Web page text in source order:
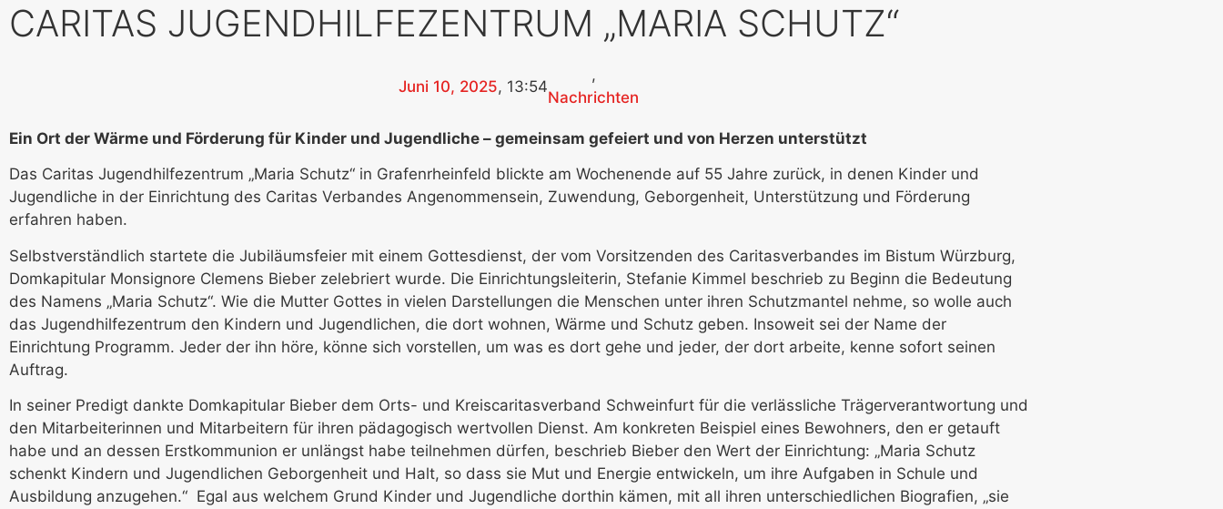
CARITAS JUGENDHILFEZENTRUM „MARIA SCHUTZ“
Juni 10, 2025, 13:54
,
Nachrichten
Ein Ort der Wärme und Förderung für Kinder und Jugendliche – gemeinsam gefeiert und von Herzen unterstützt
Das Caritas Jugendhilfezentrum „Maria Schutz“ in Grafenrheinfeld blickte am Wochenende auf 55 Jahre zurück, in denen Kinder und
Jugendliche in der Einrichtung des Caritas Verbandes Angenommensein, Zuwendung, Geborgenheit, Unterstützung und Förderung
erfahren haben.
Selbstverständlich startete die Jubiläumsfeier mit einem Gottesdienst, der vom Vorsitzenden des Caritasverbandes im Bistum Würzburg,
Domkapitular Monsignore Clemens Bieber zelebriert wurde. Die Einrichtungsleiterin, Stefanie Kimmel beschrieb zu Beginn die Bedeutung
des Namens „Maria Schutz“. Wie die Mutter Gottes in vielen Darstellungen die Menschen unter ihren Schutzmantel nehme, so wolle auch
das Jugendhilfezentrum den Kindern und Jugendlichen, die dort wohnen, Wärme und Schutz geben. Insoweit sei der Name der
Einrichtung Programm. Jeder der ihn höre, könne sich vorstellen, um was es dort gehe und jeder, der dort arbeite, kenne sofort seinen
Auftrag.
In seiner Predigt dankte Domkapitular Bieber dem Orts- und Kreiscaritasverband Schweinfurt für die verlässliche Trägerverantwortung und
den Mitarbeiterinnen und Mitarbeitern für ihren pädagogisch wertvollen Dienst. Am konkreten Beispiel eines Bewohners, den er getauft
habe und an dessen Erstkommunion er unlängst habe teilnehmen dürfen, beschrieb Bieber den Wert der Einrichtung: „Maria Schutz
schenkt Kindern und Jugendlichen Geborgenheit und Halt, so dass sie Mut und Energie entwickeln, um ihre Aufgaben in Schule und
Ausbildung anzugehen.“ Egal aus welchem Grund Kinder und Jugendliche dorthin kämen, mit all ihren unterschiedlichen Biografien, „sie